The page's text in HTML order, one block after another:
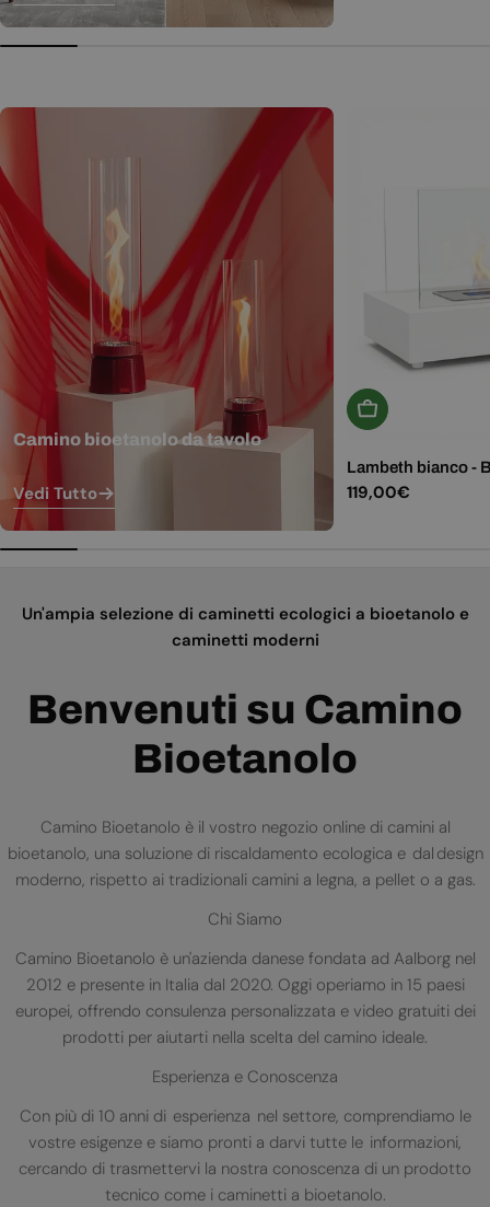
Camino bioetanolo da tavolo
Vedi Tutto
Aggiungi Al
Lambeth bianco -
Prezzo
119,00€
Un'ampia selezione di caminetti ecologici a bioetanolo e
caminetti moderni
Benvenuti su Camino
Bioetanolo
Camino Bioetanolo è il vostro negozio online di camini al
bioetanolo, una soluzione di riscaldamento ecologica e dal design
moderno, rispetto ai tradizionali camini a legna, a pellet o a gas.
Chi Siamo
Camino Bioetanolo è un'azienda danese fondata ad Aalborg nel
2012 e presente in Italia dal 2020. Oggi operiamo in 15 paesi
europei, offrendo consulenza personalizzata e video gratuiti dei
prodotti per aiutarti nella scelta del camino ideale.
Esperienza e Conoscenza
Con più di 10 anni di esperienza nel settore, comprendiamo le
vostre esigenze e siamo pronti a darvi tutte le informazioni,
cercando di trasmettervi la nostra conoscenza di un prodotto
tecnico come i caminetti a bioetanolo.